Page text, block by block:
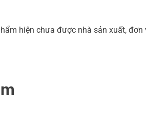
hiện chưa được nhà sản xuất, đơn